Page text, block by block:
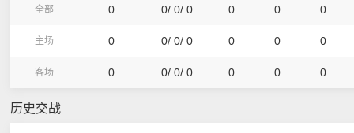
全部 0 0/ 0/ 0 0 0 0
主场 0 0/ 0/ 0 0 0 0
客场 0 0/ 0/ 0 0 0 0
历史交战